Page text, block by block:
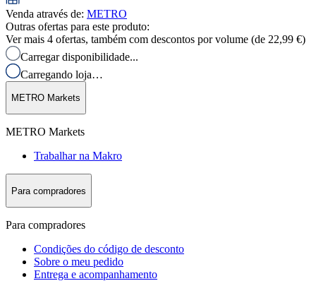
Venda através de: METRO
Outras ofertas para este produto:
Ver mais 4 ofertas, também com descontos por volume (de 22,99 €)
Carregar disponibilidade...
Carregando loja…
METRO Markets
METRO Markets
Trabalhar na Makro
Para compradores
Para compradores
Condições do código de desconto
Sobre o meu pedido
Entrega e acompanhamento